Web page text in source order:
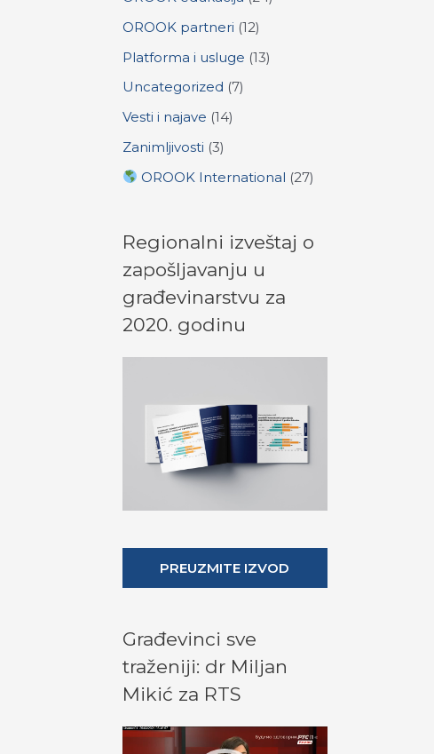
OROOK partneri (12)
Platforma i usluge (13)
Uncategorized (7)
Vesti i najave (14)
Zanimljivosti (3)
OROOK International (27)
Regionalni izveštaj o
zapošljavanju u
građevinarstvu za
2020. godinu
PREUZMITE IZVOD
Građevinci sve
traženiji: dr Miljan
Mikić za RTS
V